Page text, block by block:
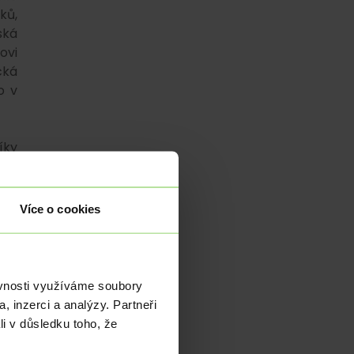
Více o cookies
využíváme soubory
inzerci a analýzy. Partneři
v důsledku toho, že
v